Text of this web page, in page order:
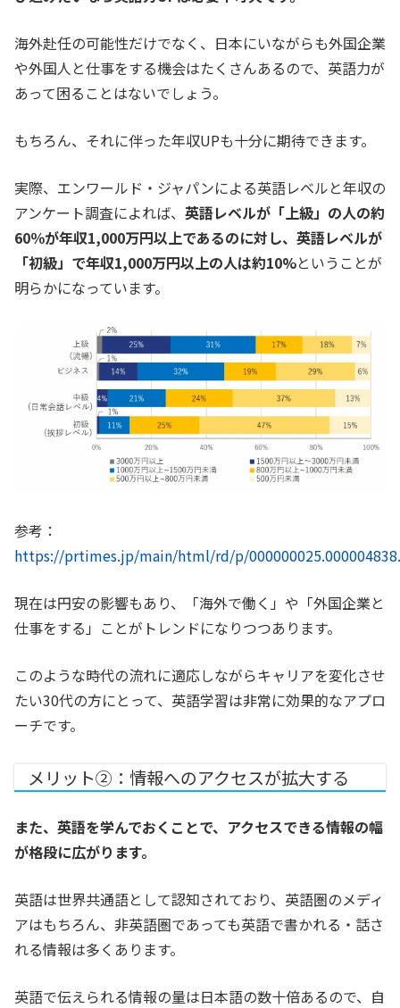
海外赴任の可能性だけでなく、日本にいながらも外国企業
や外国人と仕事をする機会はたくさんあるので、英語力が
あって困ることはないでしょう。
もちろん、それに伴った年収UPも十分に期待できます。
実際、エンワールド・ジャパンによる英語レベルと年収の
アンケート調査によれば、 英語レベルが「上級」の人の約
60％が年収1,000万円以上であるのに対し、英語レベルが
「初級」で年収1,000万円以上の人は約10%ということが
明らかになっています。
参考：
https://prtimes.jp/main/html/rd/p/
現在は円安の影響もあり、「海外で働く」や「外国企業と
仕事をする」ことがトレンドになりつつあります。
このような時代の流れに適応しながらキャリアを変化させ
たい30代の方にとって、英語学習は非常に効果的なアプロ
ーチです。
メリット②：情報へのアクセスが拡大する
また、英語を学んでおくことで、アクセスできる情報の幅
が格段に広がります。
英語は世界共通語として認知されており、英語圏のメディ
アはもちろん、非英語圏であっても英語で書かれる・話さ
れる情報は多くあります。
英語で伝えられる情報の量は日本語の数十倍あるので、自